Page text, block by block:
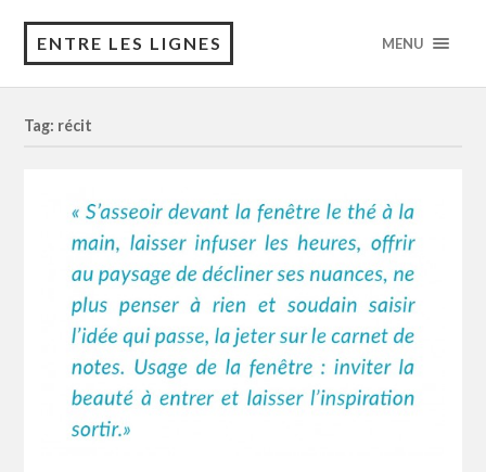
ENTRE LES LIGNES MENU
Tag: récit